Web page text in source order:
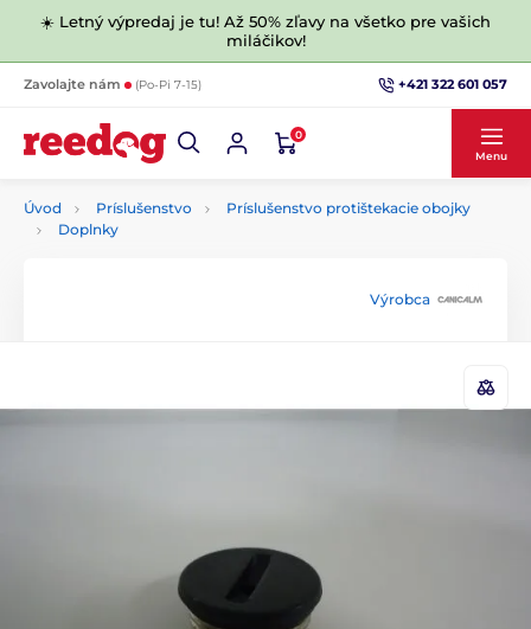
☀️ Letný výpredaj je tu! Až 50% zľavy na všetko pre vašich
miláčikov!
Zavolajte nám (Po-Pi 7-15) +421 322 601 057
0
Menu
Úvod Príslušenstvo
Príslušenstvo protištekacie obojky
Doplnky
Výrobca